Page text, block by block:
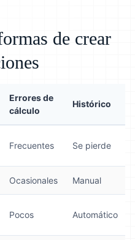
de crear
Errores de
cálculo
Histórico
Frecuentes Se pierde
Ocasionales Manual
Pocos Automático